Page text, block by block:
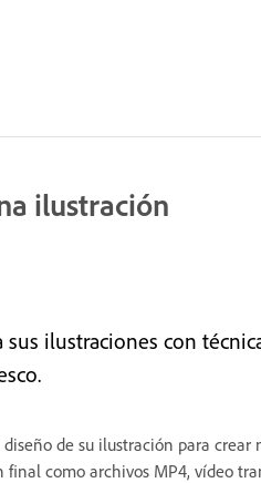
ilustración
ilustraciones con
de su ilustración para
como archivos MP4, vídeo